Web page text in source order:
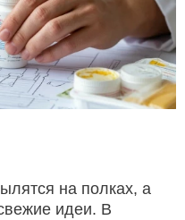
на полках, а
идеи. В